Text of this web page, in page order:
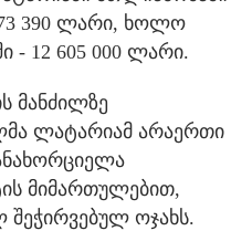
390 ლარი, ხოლო
- 12 605 000 ლარი.
მანძილზე
ლატარიამ არაერთი
მიმართულებით,
შეჭირვებულ ოჯახს.